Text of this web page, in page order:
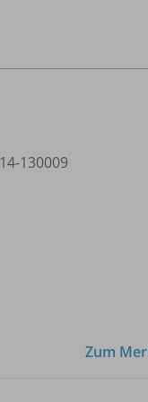
130009
Zum